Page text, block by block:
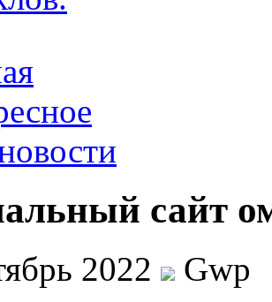
сайт
2022
Gwp